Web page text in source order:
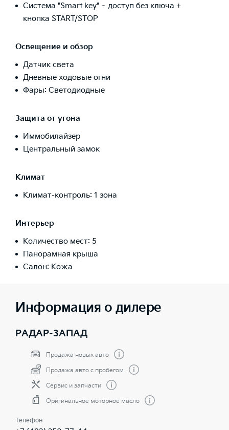
Система "Smart key" – доступ без ключа +
кнопка START/STOP
Освещение и обзор
Датчик света
Дневные ходовые огни
Фары: Светодиодные
Защита от угона
Иммобилайзер
Центральный замок
Климат
Климат-контроль: 1 зона
Интерьер
Количество мест: 5
Панорамная крыша
Салон: Кожа
Информация о дилере
РАДАР-ЗАПАД
Продажа новых авто
Продажа авто с пробегом
Сервис и запчасти
Оригинальное моторное масло
Телефон